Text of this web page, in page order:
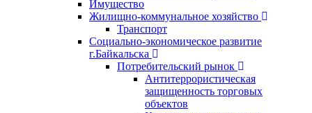
Имущество
Жилищно-коммунальное хозяйство
Транспорт
Социально-экономическое развитие
г.Байкальска
Потребительский рынок
Антитеррористическая
защищенность торговых
объектов